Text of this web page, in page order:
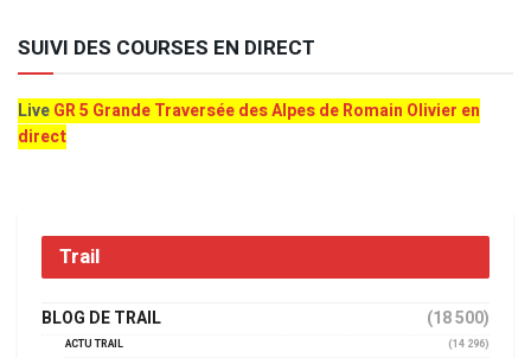
SUIVI DES COURSES EN DIRECT
LiveGR 5 Grande Traversée des Alpes de Romain Olivier en
direct
Trail
BLOG DE TRAIL (18 500)
ACTU TRAIL
(14 296)